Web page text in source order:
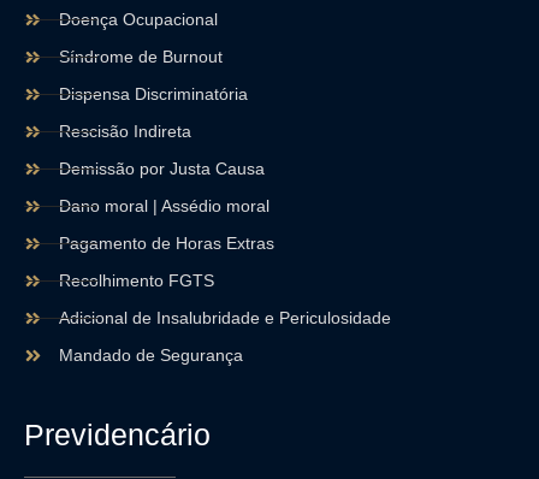
Doença Ocupacional
Síndrome de Burnout
Dispensa Discriminatória
Rescisão Indireta
Demissão por Justa Causa
Dano moral | Assédio moral
Pagamento de Horas Extras
Recolhimento FGTS
Adicional de Insalubridade e Periculosidade
Mandado de Segurança
Previdencário